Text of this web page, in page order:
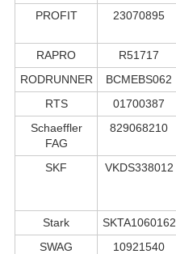
PROFIT 23070895
RAPRO R51717
RODRUNNER
BCMEBS062
RTS
01700387
Schaeffler
FAG
829068210
SKF VKDS338012
Stark SKTA1060162
SWAG
10921540